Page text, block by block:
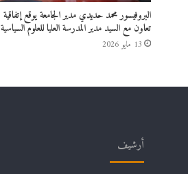
البروفيسور محمد حديدي مدير الجامعة يوقع إتفاقية
تعاون مع السيد مدير المدرسة العليا للعلوم السياسية
13 مايو 2026
أرشيف